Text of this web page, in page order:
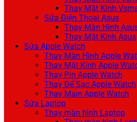
Thay Mặt Kính
Sửa Điện Thoại Asus
Thay Màn Hình
Thay Mặt Kính Asus
Sửa Apple Watch
Thay Màn Hình Apple
Thay Mặt Kính Apple
Thay Pin Apple Watch
Thay Đế Sạc Apple Watch
Thay Main Apple Watch
Sửa Laptop
Thay màn hình Laptop